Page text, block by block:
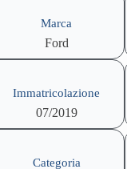
Marca
Ford
Immatricolazione
07/2019
Categoria